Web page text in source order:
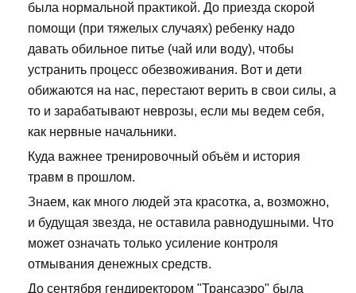
была нормальной практикой. До приезда скорой
помощи (при тяжелых случаях) ребенку надо
давать обильное питье (чай или воду), чтобы
устранить процесс обезвоживания. Вот и дети
обижаются на нас, перестают верить в свои силы, а
то и зарабатывают неврозы, если мы ведем себя,
как нервные начальники.
Куда важнее тренировочный объём и история
травм в прошлом.
Знаем, как много людей эта красотка, а, возможно,
и будущая звезда, не оставила равнодушными. Что
может означать только усиление контроля
отмывания денежных средств.
До сентября гендиректором "Трансаэро" была